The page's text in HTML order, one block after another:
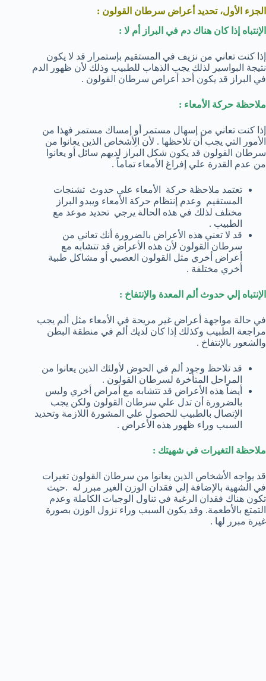
الجزء الأول، تحديد أعراض سرطان القولون :
الإنتباه إذا كان هناك دم في البراز أم لا :
إذا كنت تعاني من نزيف في المستقيم بإستمرار قد لا يكون
نتيجة البواسير لذلك يجب الذهاب للطبيب وذلك لأن ظهور الدم
في البراز قد يكون أحد أعراص سرطان القولون .
ملاحظة حركة الأمعاء :
إذا كنت تعاني من إسهال مستمر أو إمساك مستمر فهذا من
الأمور التي يجب أن تلاحظها . لأن الِأشخاص الذين يعانوا من
سرطان القولون قد يكون شكل البراز لديهم سائل أو يعانوا
من عدم القدرة علي إفراغ الأمعاء تماماً .
تعتمد ملاحظة حركة الأمعاء علي حدوث تشنجات
المستقيم وعدم إنتظام حركة الأمعاء ويبدو البراز
مختلف لذلك في هذه الحالة يرجي تحديد موعد مع
الطبيب .
قد لا تعني هذه الأعراض بالضرورة أنك تعاني من
سرطان القولون لأن هذه الأعراض قد تتشابه مع
أعراض أخري مثل القولون العصبي أو مشاكل طبية
أخري مختلفة .
الإنتباه إلي حدوث ألم المعدة والإنتفاخ :
في حالة مواجهة أعراض غير مريحة في الأمعاء مثل ألم يجب
مراجعة الطبيب وكذلك إذا كان لديك ألم في منطقة البطن
والشعور بالإنتفاخ .
قد تلاحظ وجود ألم في الحوض لأولئك الذين يعانوا من
المراحل المتأخرة لسرطان القولون .
أيضاً هذه الأعراض قد تتشابه مع أمراض أخري وليس
بالضرورة أن تدل علي سرطان القولون ولكن يجب
الإتصال بالطبيب للحصول علي المشورة اللازمة وتحديد
السبب وراء ظهور هذه الأعراض .
ملاحظة التغيرات في شهيتك :
قد يواجه الأشخاص الذين يعانوا من سرطان القولون تغيرات
في الشهية بالإضافة إلي فقدان الوزن الغير مبرر له .حيث
تكون هناك فقدان الرغبة في تناول الوجبات الكاملة وعدم
التمتع بالأطعمة. وقد يكون السبب وراء نزول الوزن بصورة
غيرة مبرر لها .